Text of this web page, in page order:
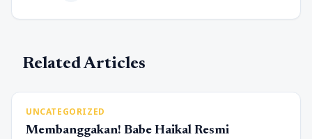
Related Articles
UNCATEGORIZED
Membanggakan! Babe Haikal Resmi